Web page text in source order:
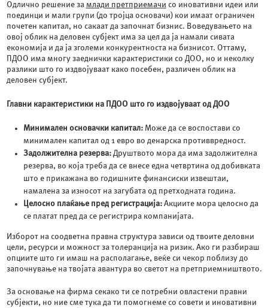
Одлично решение за млади претприемачи со иновативни идеи или
поединци и мали групи (до тројца основачи) кои имаат ограничен
почетен капитал, но сакаат да започнат бизнис. Воведувањето на
овој облик на деловен субјект има за цел да ја намали сивата
економија и да ја зголеми конкурентноста на бизнисот. Оттаму,
ПДОО има многу заеднички карактеристики со ДОО, но и неколку
разлики што го издвојуваат како посебен, различен облик на
деловен субјект.
Главни карактеристики на ПДОО што го издвојуваат од ДОО
Минимален основачки капитал:Може да се воспостави со
минимален капитал од 1 евро во денарска противвредност.
Задолжителна резерва:Друштвото мора да има задолжителна
резерва, во која треба да се внесе една четвртина од добивката
што е прикажана во годишните финансиски извештаи,
намалена за износот на загубата од претходната година.
Целосно плаќање пред регистрација:Акциите мора целосно да
се платат пред да се регистрира компанијата.
Изборот на соодветна правна структура зависи од твоите деловни
цели, ресурси и можност за толеранција на ризик. Ако ги разбираш
опциите што ги имаш на располагање, веќе си чекор поблизу до
започнување на твојата авантура во светот на претприемништвото.
За основање на фирма секако ти се потребни овластени правни
субјекти, но ние сме тука да ти помогнеме со совети и иновативни